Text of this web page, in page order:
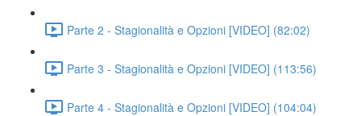
Parte 2 - Stagionalità e Opzioni [VIDEO] (82:02)
Parte 3 - Stagionalità e Opzioni [VIDEO] (113:56)
Parte 4 - Stagionalità e Opzioni [VIDEO] (104:04)